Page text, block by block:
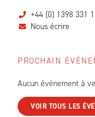
+44 (0) 1398 331
Nous écrire
PROCHAIN
Aucun événement à
VOIR TOUS LES